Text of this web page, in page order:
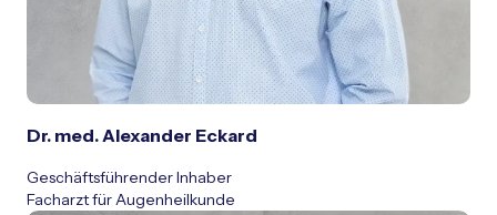
Dr. med. Alexander Eckard
Geschäftsführender Inhaber
Facharzt für Augenheilkunde